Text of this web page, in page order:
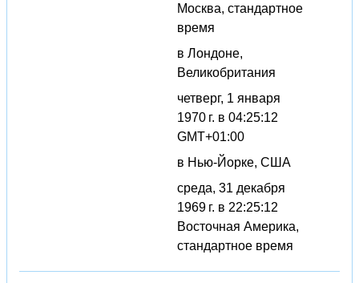
Москва, стандартное
время
в Лондоне,
Великобритания
четверг, 1 января
1970 г. в 04:25:12
GMT+01:00
в Нью-Йорке, США
среда, 31 декабря
1969 г. в 22:25:12
Восточная Америка,
стандартное время